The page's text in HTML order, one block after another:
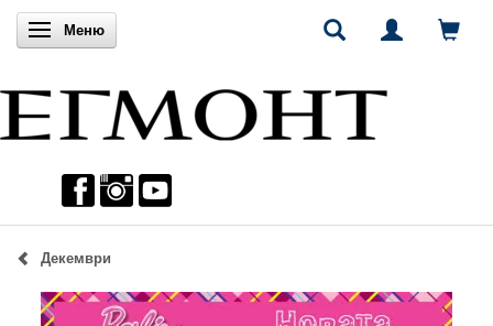
Включи навигацията
Меню
Декември